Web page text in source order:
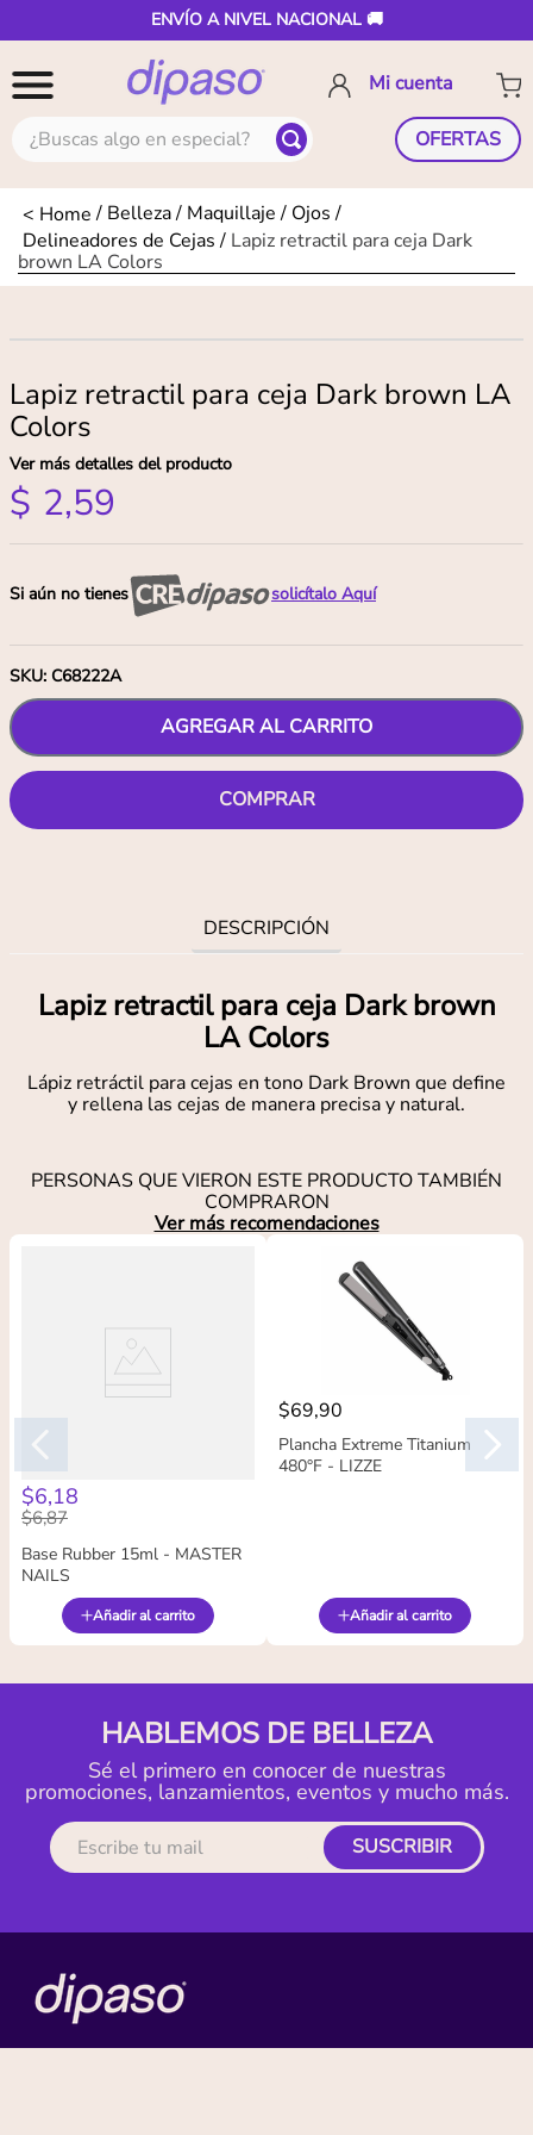
ENVÍO A NIVEL NACIONAL 🚚
¿Buscas algo en especial? OFERTAS
Belleza Maquillaje
Ojos
Delineadores de Cejas
Lapiz retractil para ceja Dark
brown LA Colors
Lapiz retractil para ceja Dark brown LA
Colors
Ver más detalles del producto
$ 2,59
Si aún no tienes solicítalo Aquí
SKU: C68222A
AGREGAR AL CARRITO
COMPRAR
DESCRIPCIÓN
Lapiz retractil para ceja Dark brown
LA Colors
Lápiz retráctil para cejas en tono Dark Brown que define
y rellena las cejas de manera precisa y natural.
PERSONAS QUE VIERON ESTE PRODUCTO TAMBIÉN
COMPRARON
Ver más recomendaciones
$6,18
$6,87
Base Rubber 15ml - MASTER
NAILS
Añadir al carrito
$69,90
Plancha Extreme Titanium
480°F - LIZZE
Añadir al carrito
HABLEMOS DE BELLEZA
Sé el primero en conocer de nuestras
promociones, lanzamientos, eventos y mucho más.
SUSCRIBIR